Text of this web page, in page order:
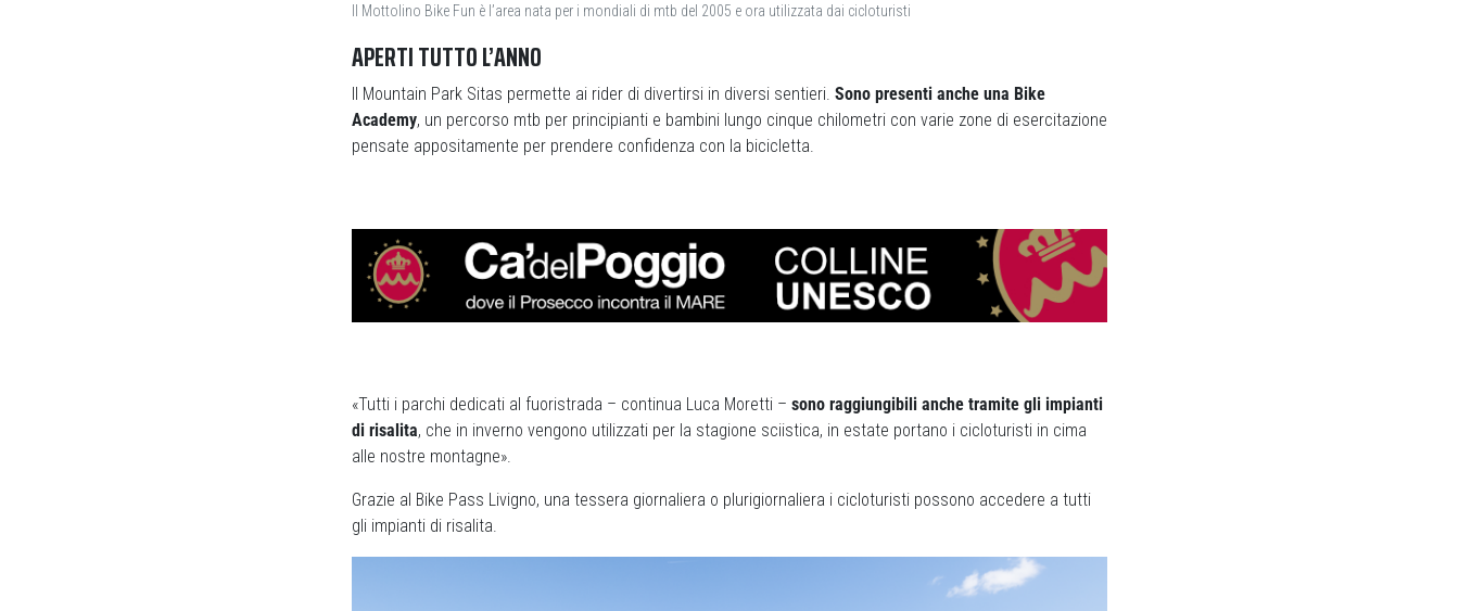
Il Mottolino Bike Fun è l’area nata per i mondiali di mtb del 2005 e ora utilizzata dai cicloturisti
APERTI TUTTO L’ANNO
Il Mountain Park Sitas permette ai rider di divertirsi in diversi sentieri. Sono presenti anche una Bike
Academy, un percorso mtb per principianti e bambini lungo cinque chilometri con varie zone di esercitazione
pensate appositamente per prendere confidenza con la bicicletta.
«Tutti i parchi dedicati al fuoristrada – continua Luca Moretti – sono raggiungibili anche tramite gli impianti
di risalita, che in inverno vengono utilizzati per la stagione sciistica, in estate portano i cicloturisti in cima
alle nostre montagne».
Grazie al Bike Pass Livigno, una tessera giornaliera o plurigiornaliera i cicloturisti possono accedere a tutti
gli impianti di risalita.